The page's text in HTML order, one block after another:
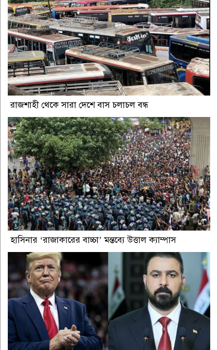
রাজশাহী থেকে সারা দেশে বাস চলাচল বন্ধ
হাসিনার ‘রাজাকারের বাচ্চা’ মন্তব্যে উত্তাল ক্যাম্পাস